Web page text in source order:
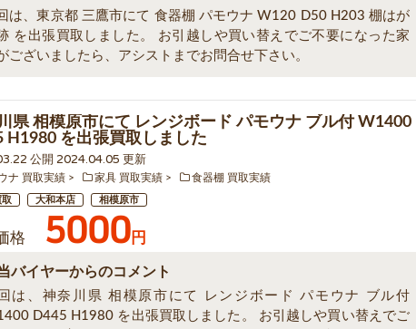
は、東京都 三鷹市にて 食器棚 パモウナ W120 D50 H203 棚はが
を出張買取しました。 お引越しや買い替えでご不要になった家
ございましたら、アシストまでお問合せ下さい。
県 相模原市にて レンジボード パモウナ ブル付 W1400
H1980 を出張買取しました
公開 2024.04.05 更新
ナ 買取実績 家具 買取実績 食器棚 買取実績
大和本店 相模原市
格 5000円
バイヤーからのコメント
は、神奈川県 相模原市にて レンジボード パモウナ ブル付
D445 H1980 を出張買取しました。 お引越しや買い替えでご